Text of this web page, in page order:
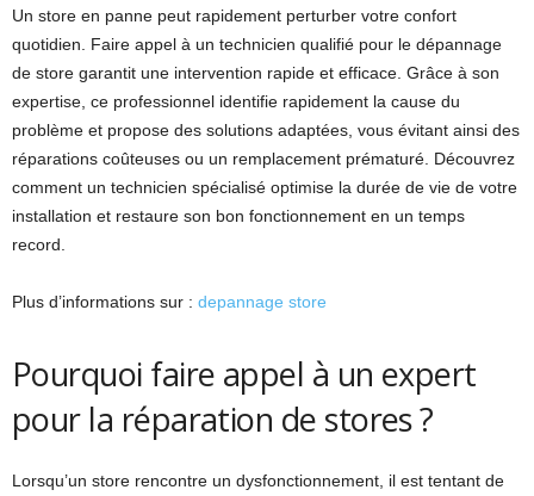
Un store en panne peut rapidement perturber votre confort
quotidien. Faire appel à un technicien qualifié pour le dépannage
de store garantit une intervention rapide et efficace. Grâce à son
expertise, ce professionnel identifie rapidement la cause du
problème et propose des solutions adaptées, vous évitant ainsi des
réparations coûteuses ou un remplacement prématuré. Découvrez
comment un technicien spécialisé optimise la durée de vie de votre
installation et restaure son bon fonctionnement en un temps
record.
Plus d’informations sur : depannage store
Pourquoi faire appel à un expert
pour la réparation de stores ?
Lorsqu’un store rencontre un dysfonctionnement, il est tentant de